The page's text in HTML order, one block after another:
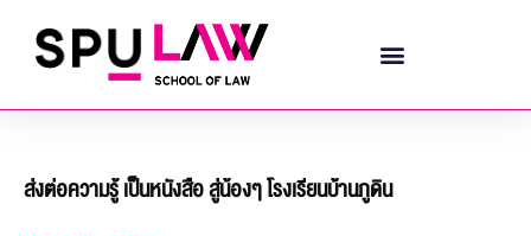
ส่งต่อความรู้ เป็นหนังสือ สู่น้องๆ โรงเรียนบ้านภูดิน